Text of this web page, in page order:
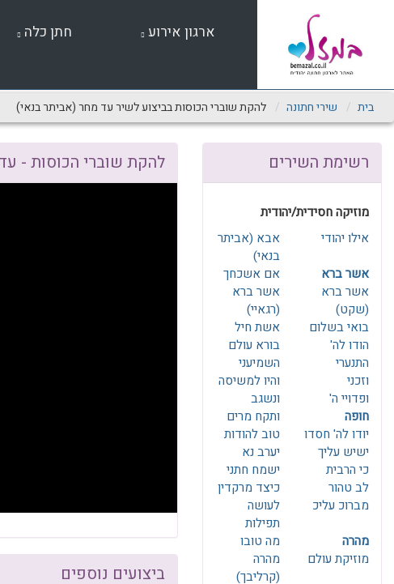
מַעֲרֶכֶת
בִּקְלִיק
הָאֲתָר.
לְחַץ
לְהַתְאָמַת
לְעִוְורִים
הַמִּשְׁתַּמְּשִׁים
בְּתוֹכְנַת
קוֹרֵא־מָסָךְ;
Control-
לִפְתִיחַת
תַּפְרִיט
נְגִישׁוּת.
ארגון אירוע חתן כלה
בית שירי חתונה להקת שוברי הכוסות בביצוע לשיר עד מחר (אביתר בנאי)
להקת שוברי הכוסות -
ביצועים נוספים
רשימת השירים
מוזיקה חסידית/יהודית
אבא (אביתר
בנאי)
אילו יהודי
אם אשכחך
אשר ברא
אשר ברא
(רגאיי)
אשר ברא
(שקט)
אשת חיל
בואי בשלום
בורא עולם
הודו לה'
השמיעני
התנערי
והיו למשיסה
וזכני
ונשגב
ופדויי ה'
ותקח מרים
חופה
טוב להודות
יודו לה' חסדו
יערב נא
ישיש עליך
ישמח חתני
כי הרבית
כיצד מרקדין
לב טהור
לעושה
תפילות
מברוכ עליכ
מה טובו
מהרה
מהרה
(קרליבך)
מוזיקת עולם